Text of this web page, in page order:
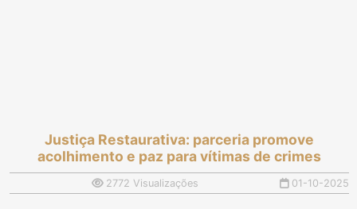
Justiça Restaurativa: parceria promove
acolhimento e paz para vítimas de crimes
2772 Visualizações 01-10-2025